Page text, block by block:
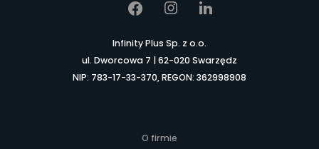
Infinity Plus Sp. z o.o.
ul. Dworcowa 7 | 62-020 Swarzędz
NIP: 783-17-33-370, REGON: 362998908
O firmie